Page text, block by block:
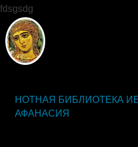
fdsgsdg
НОТНАЯ БИБЛИОТЕКА
АФАНАСИЯ